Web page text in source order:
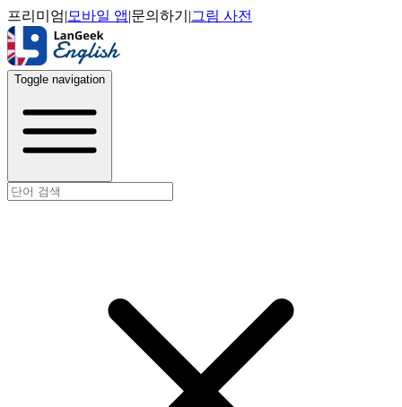
프리미엄| 모바일 앱|문의하기 |그림 사전
Toggle navigation